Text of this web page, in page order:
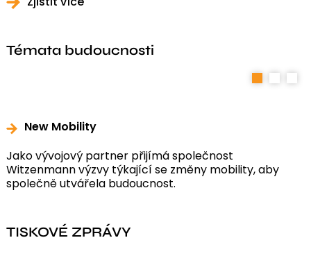
Témata budoucnosti
1 2 3
New Mobility
Jako vývojový partner přijímá společnost
Witzenmann výzvy týkající se změny mobility, aby
společně utvářela budoucnost.
TISKOVÉ ZPRÁVY